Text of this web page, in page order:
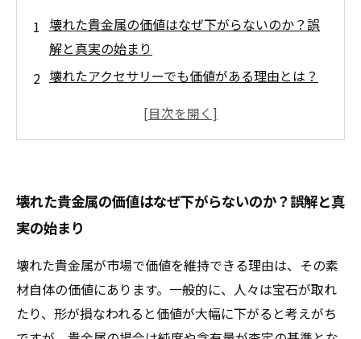
壊れた貴金属の価値はなぜ下がらないのか？誤
解と真実の始まり
壊れたアクセサリーでも価値がある理由とは？
壊れた指輪やネックレスが高く評価される査定
評価とは？
壊れても価値ある理由が明らかに！買取業界の
知られざる真実
壊れた貴金属の価値を見逃さない！賢い売却の
ポイントまとめ
あなたの壊れた貴金属、実はお宝かも？価値が
壊れた貴金属の価値はなぜ下がらないのか？誤解と真
実の始まり
壊れた貴金属が市場で価値を維持できる理由は、その素
材自体の価値にあります。一般的に、人々は宝石が取れ
たり、形が損なわれると価値が大幅に下がると考えがち